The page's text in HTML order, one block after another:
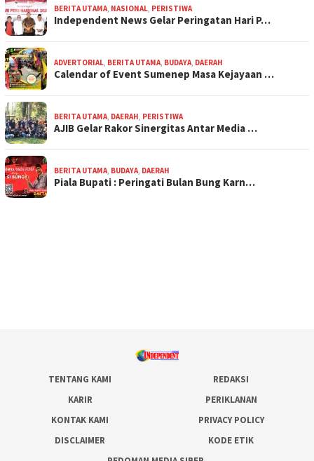
BERITA UTAMA NASIONAL PERISTIWA
Independent News Gelar Peringatan Hari P…
ADVERTORIAL BERITA UTAMA BUDAYA DAERAH
Calendar of Event Sumenep Masa Kejayaan …
BERITA UTAMA DAERAH PERISTIWA
AJIB Gelar Rakor Sinergitas Antar Media …
BERITA UTAMA BUDAYA DAERAH
Piala Bupati : Peringati Bulan Bung Karn…
TENTANG KAMI
REDAKSI
KARIR
PERIKLANAN
KONTAK KAMI
PRIVACY POLICY
DISCLAIMER
KODE ETIK